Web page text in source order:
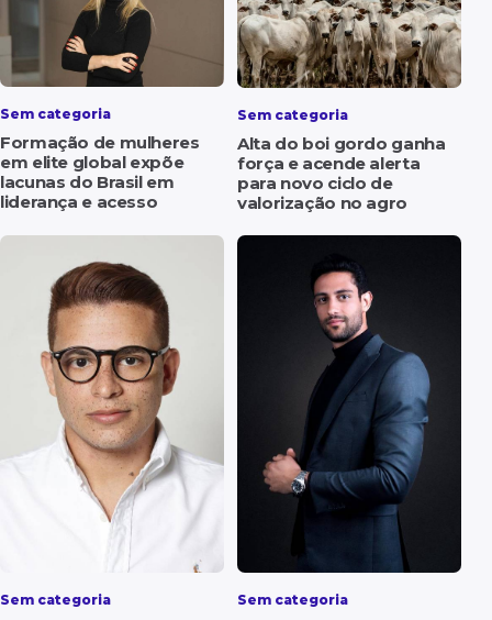
Sem categoria
Formação de mulheres
em elite global expõe
lacunas do Brasil em
liderança e acesso
Sem categoria
Alta do boi gordo ganha
força e acende alerta
para novo ciclo de
valorização no agro
Sem categoria Sem categoria